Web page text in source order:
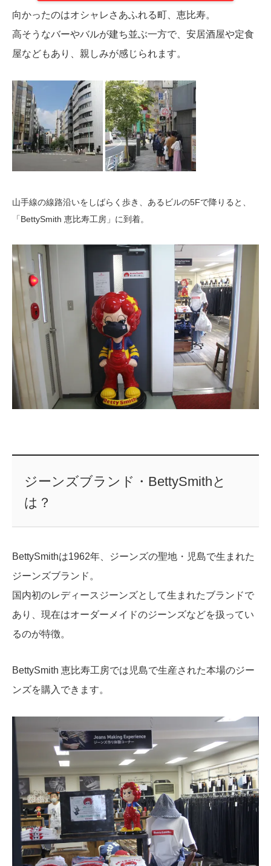
向かったのはオシャレさあふれる町、恵比寿。
高そうなバーやバルが建ち並ぶ一方で、安居酒屋や定食
屋などもあり、親しみが感じられます。
山手線の線路沿いをしばらく歩き、あるビルの5Fで降りると、
「BettySmith 恵比寿工房」に到着。
ジーンズブランド・BettySmithと
は？
BettySmithは1962年、ジーンズの聖地・児島で生まれた
ジーンズブランド。
国内初のレディースジーンズとして生まれたブランドで
あり、現在はオーダーメイドのジーンズなどを扱ってい
るのが特徴。
BettySmith 恵比寿工房では児島で生産された本場のジー
ンズを購入できます。